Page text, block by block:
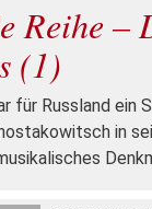
Reihe –
(1)
für Russland ein
in